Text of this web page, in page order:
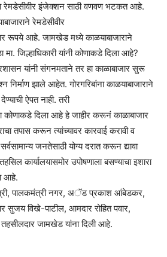
रेमडेसीवीर इंजेक्शन साठी वणवण भटकत आहे.
रेमडेसीवीर
रूपये आहे. जामखेड मध्ये काळयाबाजाराने
जिल्हाधिकारी यांनी कोणाकडे दिला आहे?
यांनी संगनमताने तर हा काळाबाजार सुरू
झाले आहेत. गोरगरिबांना काळयाबाजाराने
ऐपत नाही. तरी
कोणाकडे दिला आहे हे जाहीर करूनं काळाबाजार
तपास करून त्यांच्यावर कारवाई करावी व
जनतेसाठी योग्य दरात करून द्यावा
कार्यालयासमोर उपोषणाला बसण्याचा इशारा
आहे.
पालकमंत्री नगर, अॅड प्रकाश आंबेडकर,
सुजय विखे-पाटील, आमदार रोहित पवार,
जामखेड यांना दिली आहे.